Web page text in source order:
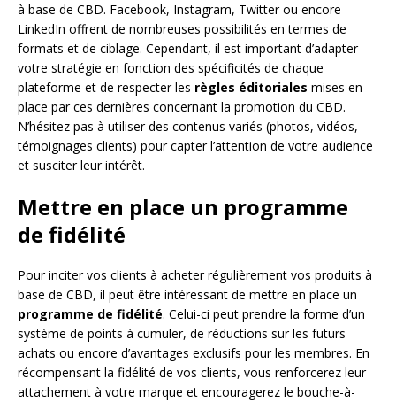
à base de CBD. Facebook, Instagram, Twitter ou encore
LinkedIn offrent de nombreuses possibilités en termes de
formats et de ciblage. Cependant, il est important d’adapter
votre stratégie en fonction des spécificités de chaque
plateforme et de respecter les règles éditoriales mises en
place par ces dernières concernant la promotion du CBD.
N’hésitez pas à utiliser des contenus variés (photos, vidéos,
témoignages clients) pour capter l’attention de votre audience
et susciter leur intérêt.
Mettre en place un programme
de fidélité
Pour inciter vos clients à acheter régulièrement vos produits à
base de CBD, il peut être intéressant de mettre en place un
programme de fidélité. Celui-ci peut prendre la forme d’un
système de points à cumuler, de réductions sur les futurs
achats ou encore d’avantages exclusifs pour les membres. En
récompensant la fidélité de vos clients, vous renforcerez leur
attachement à votre marque et encouragerez le bouche-à-